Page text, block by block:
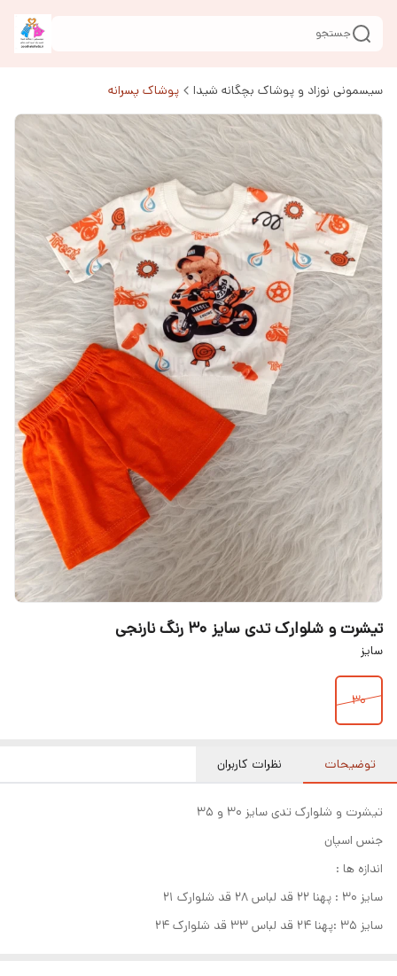
جستجو
سیسمونی نوزاد و پوشاک بچگانه شیدا پوشاک پسرانه
تیشرت و شلوارک تدی سایز ۳۰ رنگ نارنجی
سایز
30
توضیحات نظرات کاربران
تیشرت و شلوارک تدی سایز ۳۰ و ۳۵
جنس اسپان
اندازه ها :
سایز ۳۰ : پهنا ۲۲ قد لباس ۲۸ قد شلوارک ۲۱
سایز ۳۵ :پهنا ۲۴ قد لباس ۳۳ قد شلوارک ۲۴